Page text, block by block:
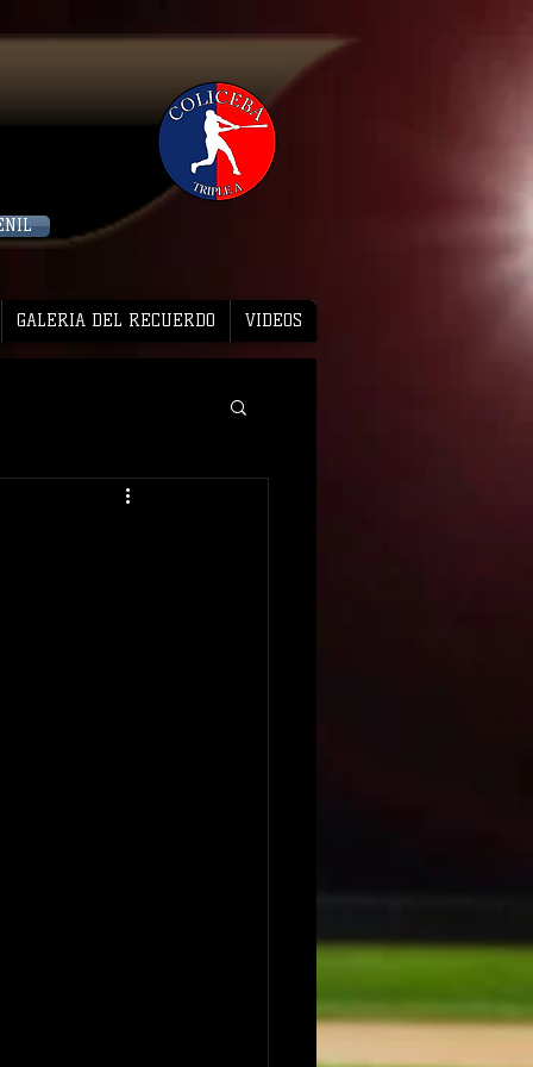
GALERIA DEL RECUERDO VIDEOS